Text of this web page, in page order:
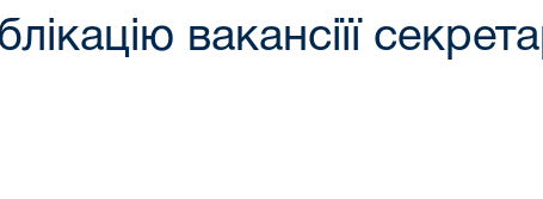
вакансіїї